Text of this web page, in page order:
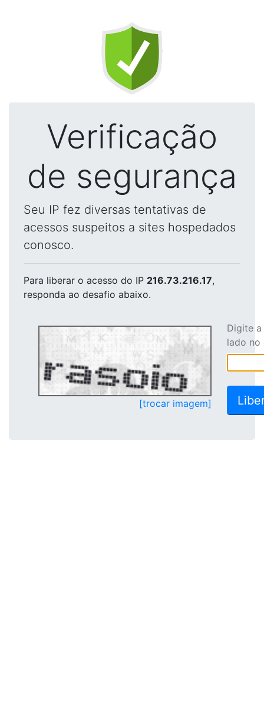
Verificação
de segurança
Seu IP fez diversas tentativas de
acessos suspeitos a sites hospedados
conosco.
Para liberar o acesso do IP 216.73.216.17,
responda ao desafio abaixo.
[trocar imagem]
Digite
lado no